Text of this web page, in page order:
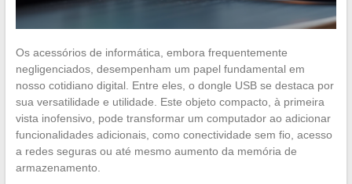
Os acessórios de informática, embora frequentemente
negligenciados, desempenham um papel fundamental em
nosso cotidiano digital. Entre eles, o dongle USB se destaca por
sua versatilidade e utilidade. Este objeto compacto, à primeira
vista inofensivo, pode transformar um computador ao adicionar
funcionalidades adicionais, como conectividade sem fio, acesso
a redes seguras ou até mesmo aumento da memória de
armazenamento.